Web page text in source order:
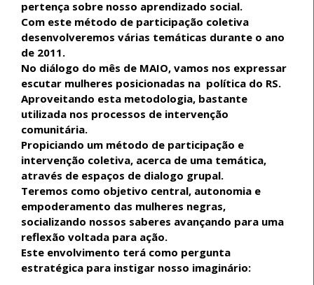
pertença sobre nosso aprendizado social.
Com este método de participação coletiva
desenvolveremos várias temáticas durante o ano
de 2011.
No diálogo do mês de MAIO, vamos nos expressar
escutar mulheres posicionadas na política do RS.
Aproveitando esta metodologia, bastante
utilizada nos processos de intervenção
comunitária.
Propiciando um método de participação e
intervenção coletiva, acerca de uma temática,
através de espaços de dialogo grupal.
Teremos como objetivo central, autonomia e
empoderamento das mulheres negras,
socializando nossos saberes avançando para uma
reflexão voltada para ação.
Este envolvimento terá como pergunta
estratégica para instigar nosso imaginário: